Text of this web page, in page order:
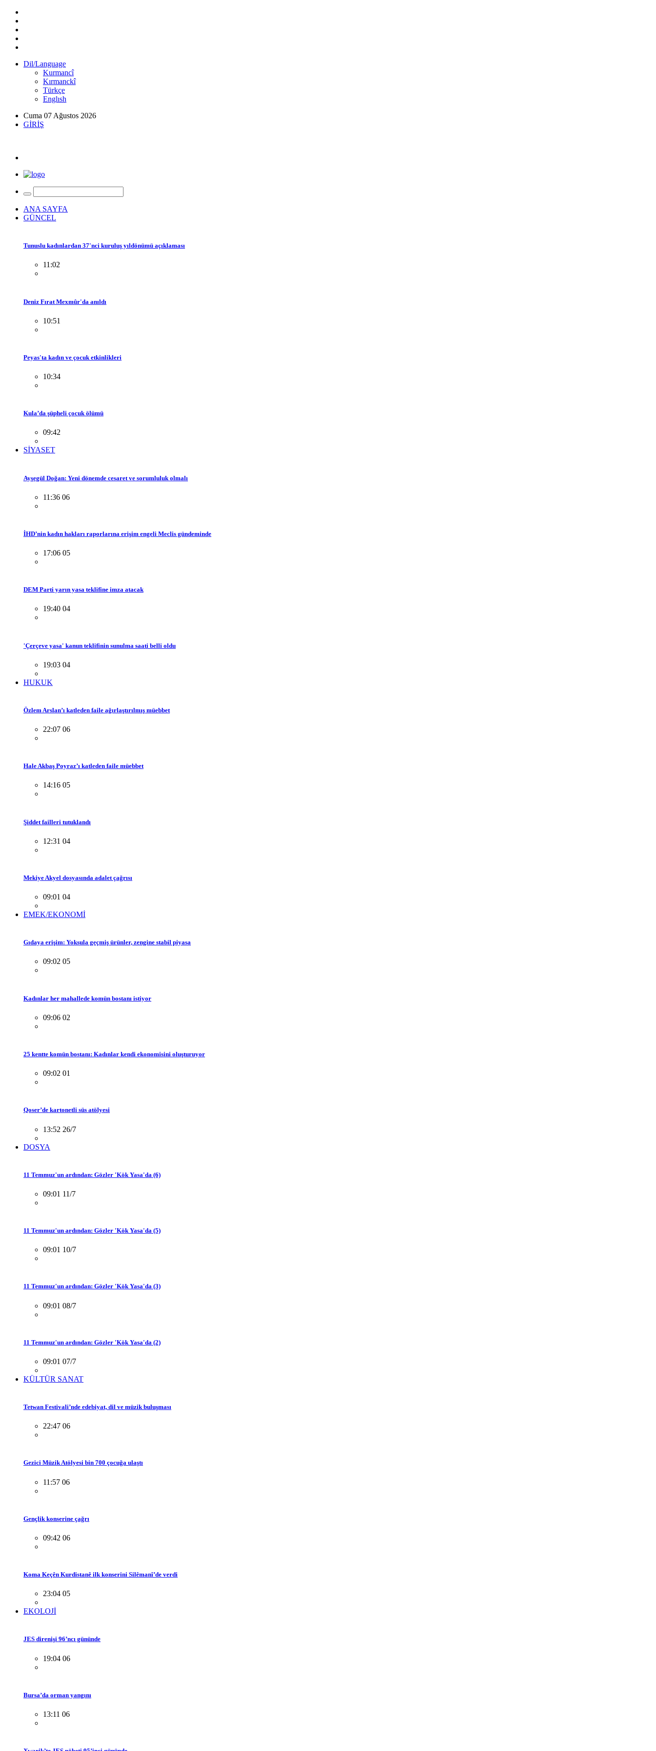
Dil/Language
Kurmancî
Kırmanckî
Türkçe
Englısh
Cuma 07 Ağustos 2026
GİRİŞ
ANA SAYFA
GÜNCEL
Tunuslu kadınlardan 37'nci kuruluş yıldönümü açıklaması
11:02
Deniz Fırat Mexmûr'da anıldı
10:51
Peyas'ta kadın ve çocuk etkinlikleri
10:34
Kula’da şüpheli çocuk ölümü
09:42
SİYASET
Ayşegül Doğan: Yeni dönemde cesaret ve sorumluluk olmalı
11:36 06
İHD’nin kadın hakları raporlarına erişim engeli Meclis gündeminde
17:06 05
DEM Parti yarın yasa teklifine imza atacak
19:40 04
'Çerçeve yasa' kanun teklifinin sunulma saati belli oldu
19:03 04
HUKUK
Özlem Arslan’ı katleden faile ağırlaştırılmış müebbet
22:07 06
Hale Akbaş Poyraz’ı katleden faile müebbet
14:16 05
Şiddet failleri tutuklandı
12:31 04
Mekiye Akyel dosyasında adalet çağrısı
09:01 04
EMEK/EKONOMİ
Gıdaya erişim: Yoksula geçmiş ürünler, zengine stabil piyasa
09:02 05
Kadınlar her mahallede komün bostanı istiyor
09:06 02
25 kentte komün bostanı: Kadınlar kendi ekonomisini oluşturuyor
09:02 01
Qoser’de kartonetli süs atölyesi
13:52 26/7
DOSYA
11 Temmuz'un ardından: Gözler 'Kök Yasa'da (6)
09:01 11/7
11 Temmuz'un ardından: Gözler 'Kök Yasa'da (5)
09:01 10/7
11 Temmuz'un ardından: Gözler 'Kök Yasa'da (3)
09:01 08/7
11 Temmuz'un ardından: Gözler 'Kök Yasa'da (2)
09:01 07/7
KÜLTÜR SANAT
Tetwan Festivali’nde edebiyat, dil ve müzik buluşması
22:47 06
Gezici Müzik Atölyesi bin 700 çocuğa ulaştı
11:57 06
Gençlik konserine çağrı
09:42 06
Koma Keçên Kurdistanê ilk konserini Silêmanî’de verdi
23:04 05
EKOLOJİ
JES direnişi 96’ncı gününde
19:04 06
Bursa’da orman yangını
13:11 06